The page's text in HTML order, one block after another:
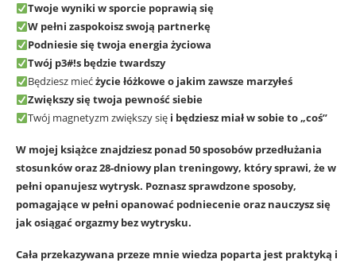
Twoje wyniki w sporcie poprawią się
W pełni zaspokoisz swoją partnerkę
Podniesie się twoja energia życiowa
Twój p3#!s będzie twardszy
Będziesz miećżycie łóżkowe o jakim zawsze marzyłeś
Zwiększy się twoja pewność siebie
Twój magnetyzm zwiększy sięi będziesz miał w sobie to „coś”
W mojej książce znajdziesz ponad 50 sposobów przedłużania
stosunków oraz 28-dniowy plan treningowy, który sprawi, że w
pełni opanujesz wytrysk. Poznasz sprawdzone sposoby,
pomagające w pełni opanować podniecenie oraz nauczysz się
jak osiągać orgazmy bez wytrysku.
Cała przekazywana przeze mnie wiedza poparta jest praktyką i